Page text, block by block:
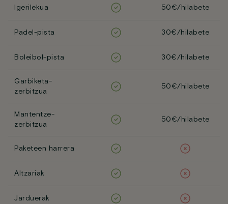
Igerilekua 50€/hilabete
Padel-pista 30€/hilabete
Boleibol-pista 30€/hilabete
Garbiketa-
zerbitzua
50€/hilabete
Mantentze-
zerbitzua
50€/hilabete
Paketeen harrera
Altzariak
Jarduerak